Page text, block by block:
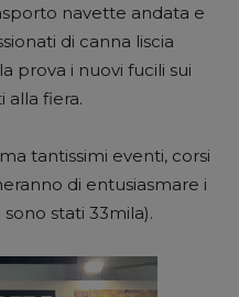
navette andata e
di canna liscia
prova i nuovi fucili sui
alla fiera.
tantissimi eventi, corsi
di entusiasmare i
stati 33mila).